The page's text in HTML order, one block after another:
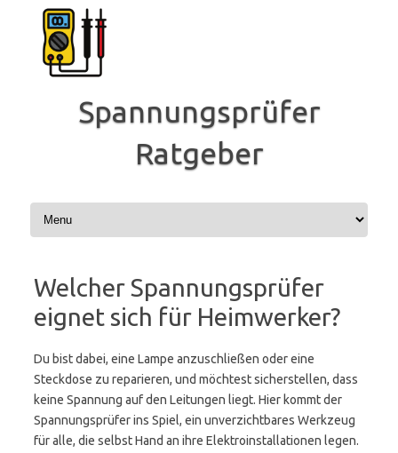
Inhalt
springen
Spannungsprüfer
Ratgeber
Welcher Spannungsprüfer
eignet sich für Heimwerker?
Du bist dabei, eine Lampe anzuschließen oder eine
Steckdose zu reparieren, und möchtest sicherstellen, dass
keine Spannung auf den Leitungen liegt. Hier kommt der
Spannungsprüfer ins Spiel, ein unverzichtbares Werkzeug
für alle, die selbst Hand an ihre Elektroinstallationen legen.